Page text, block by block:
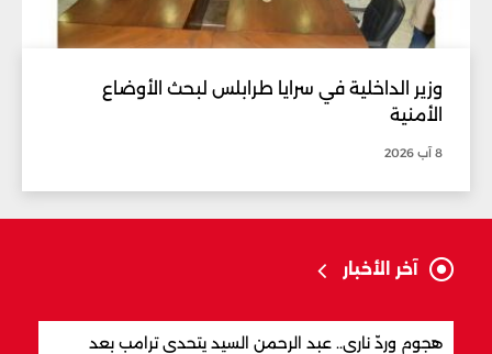
وزير الداخلية في سرايا طرابلس لبحث الأوضاع
الأمنية
8 آب 2026
آخر الأخبار
هجوم وردّ ناري.. عبد الرحمن السيد يتحدى ترامب بعد